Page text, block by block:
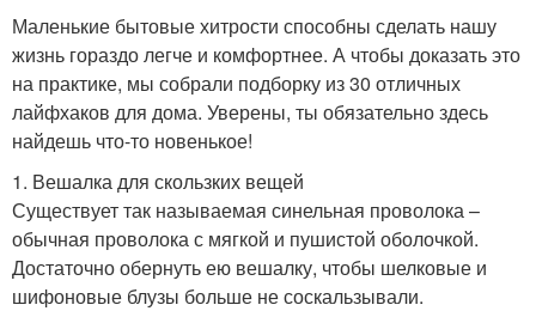
Маленькие бытовые хитрости способны сделать нашу
жизнь гораздо легче и комфортнее. А чтобы доказать это
на практике, мы собрали подборку из 30 отличных
лайфхаков для дома. Уверены, ты обязательно здесь
найдешь что-то новенькое!
1. Вешалка для скользких вещей
Существует так называемая синельная проволока –
обычная проволока с мягкой и пушистой оболочкой.
Достаточно обернуть ею вешалку, чтобы шелковые и
шифоновые блузы больше не соскальзывали.